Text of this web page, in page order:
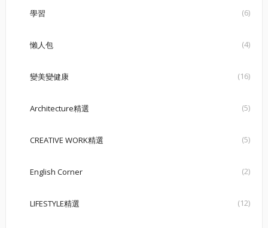
學習 (6)
懶人包 (4)
變美變健康 (16)
Architecture精選 (5)
CREATIVE WORK精選 (5)
English Corner (2)
LIFESTYLE精選 (12)